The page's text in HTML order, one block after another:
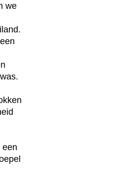
we
een